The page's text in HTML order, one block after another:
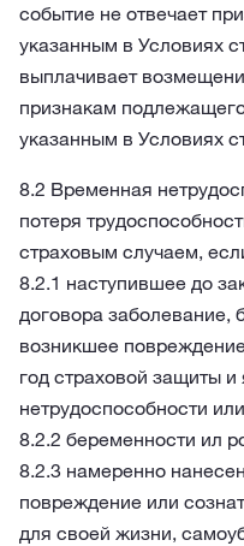
событие не отвечает
указанным в Условиях
выплачивает
признакам
указанным в Условиях
8.2 Временная
потеря
страховым случаем,
8.2.1 наступившее до
договора заболевание,
возникшее
год страховой защиты
нетрудоспособности
8.2.2 беременности ил
8.2.3 намеренно
повреждение или
для своей жизни,